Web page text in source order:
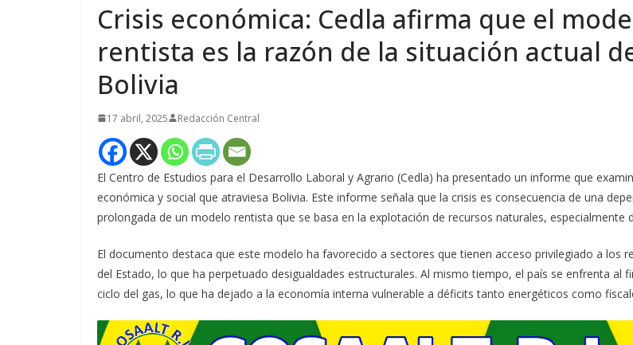
Crisis económica: Cedla afirma que el
rentista es la razón de la situación actual
Bolivia
17 abril, 2025 Redacción Central
El Centro de Estudios para el Desarrollo Laboral y Agrario (Cedla) ha presentado un informe que
económica y social que atraviesa Bolivia. Este informe señala que la crisis es consecuencia de una
prolongada de un modelo rentista que se basa en la explotación de recursos naturales, especialmente
El documento destaca que este modelo ha favorecido a sectores que tienen acceso privilegiado a los
del Estado, lo que ha perpetuado desigualdades estructurales. Al mismo tiempo, el país se enfrenta al
ciclo del gas, lo que ha dejado a la economía interna vulnerable a déficits tanto energéticos como